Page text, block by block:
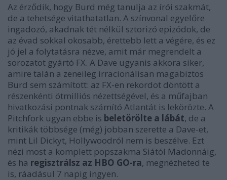
Az érződik, hogy Burd még tanulja az írói szakmát,
de a tehetsége vitathatatlan. A színvonal egyelőre
ingadozó, akadnak tét nélkül sztorizó epizódok, de
az évad sokkal okosabb, érettebb lett a végére, és ez
jó jel a folytatásra nézve, amit már megrendelt a
sorozatot gyártó FX. A Dave ugyanis akkora siker,
amire talán a zeneileg irracionálisan magabiztos
Burd sem számított: az FX-en rekordot döntött a
részenkénti ötmilliós nézettségével, és a műfajban
hivatkozási pontnak számító Atlantát is lekörözte. A
Pitchfork ugyan ebbe is beletörölte a lábát, de a
kritikák többsége (még) jobban szerette a Dave-et,
mint Lil Dickyt, Hollywoodról nem is beszélve. Ezt
nézi most a komplett popszakma Siától Madonnáig,
és ha regisztrálsz az HBO GO-ra, megnézheted te
is, ráadásul 7 napig ingyen.